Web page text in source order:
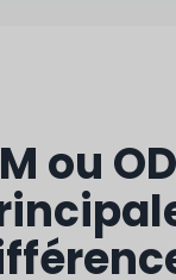
ou